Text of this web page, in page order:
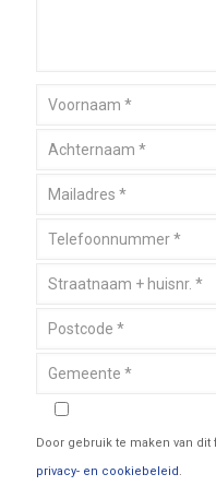
Door gebruik te maken van
privacy- en cookiebeleid.